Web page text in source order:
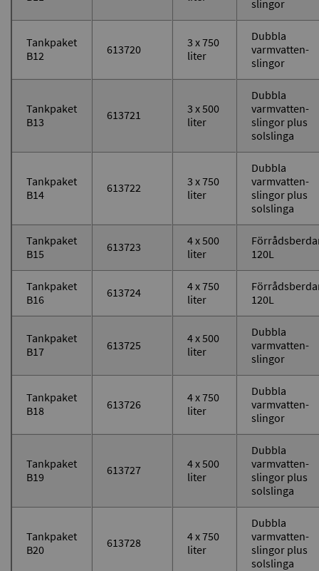
slingor
Tankpaket
B12
613720
3 x 750
liter
Dubbla
varmvatten-
slingor
Tankpaket
B13
613721
3 x 500
liter
Dubbla
varmvatten-
slingor plus
solslinga
Tankpaket
B14
613722
3 x 750
liter
Dubbla
varmvatten-
slingor plus
solslinga
Tankpaket
B15
613723
4 x 500
liter
120L
Tankpaket
B16
613724
4 x 750
liter
120L
Tankpaket
B17
613725
4 x 500
liter
Dubbla
varmvatten-
slingor
Tankpaket
B18
613726
4 x 750
liter
Dubbla
varmvatten-
slingor
Tankpaket
B19
613727
4 x 500
liter
Dubbla
varmvatten-
slingor plus
solslinga
Tankpaket
B20
613728
4 x 750
liter
Dubbla
varmvatten-
slingor plus
solslinga